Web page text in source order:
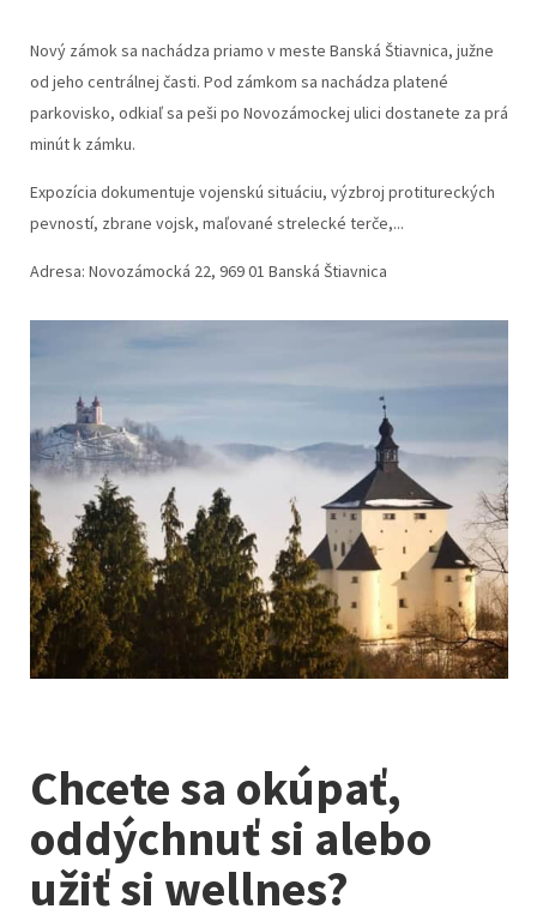
Nový zámok sa nachádza priamo v meste Banská Štiavnica, južne
od jeho centrálnej časti. Pod zámkom sa nachádza platené
parkovisko, odkiaľ sa peši po Novozámockej ulici dostanete za prá
minút k zámku.
Expozícia dokumentuje vojenskú situáciu, výzbroj protitureckých
pevností, zbrane vojsk, maľované strelecké terče,...
Adresa: Novozámocká 22, 969 01 Banská Štiavnica
Chcete sa okúpať,
oddýchnuť si alebo
užiť si wellnes?